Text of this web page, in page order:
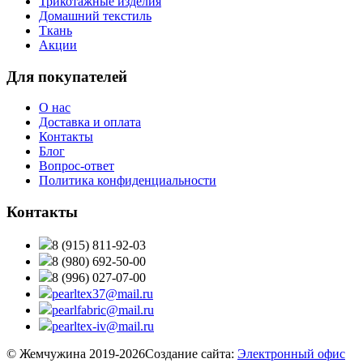
Домашний текстиль
Ткань
Акции
Для покупателей
О нас
Доставка и оплата
Контакты
Блог
Вопрос-ответ
Политика конфиденциальности
Контакты
8 (915) 811-92-03
8 (980) 692-50-00
8 (996) 027-07-00
pearltex37@mail.ru
pearlfabric@mail.ru
pearltex-iv@mail.ru
© Жемчужина 2019-2026Создание сайта: Электронный офис